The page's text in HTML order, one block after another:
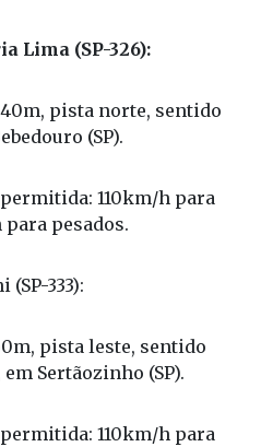
Lima (SP-326):
pista norte, sentido
(SP).
110km/h para
pesados.
333):
pista leste, sentido
Sertãozinho (SP).
110km/h para